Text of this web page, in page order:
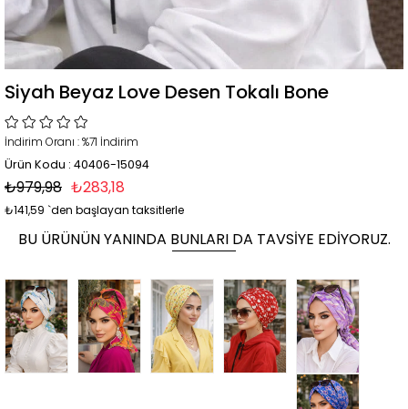
Siyah Beyaz Love Desen Tokalı Bone
İndirim Oranı :%71 İndirim
Ürün Kodu : 40406-15094
₺979,98 ₺283,18
₺141,59 `den başlayan taksitlerle
BU ÜRÜNÜN YANINDA BUNLARI DA TAVSIYE EDIYORUZ.